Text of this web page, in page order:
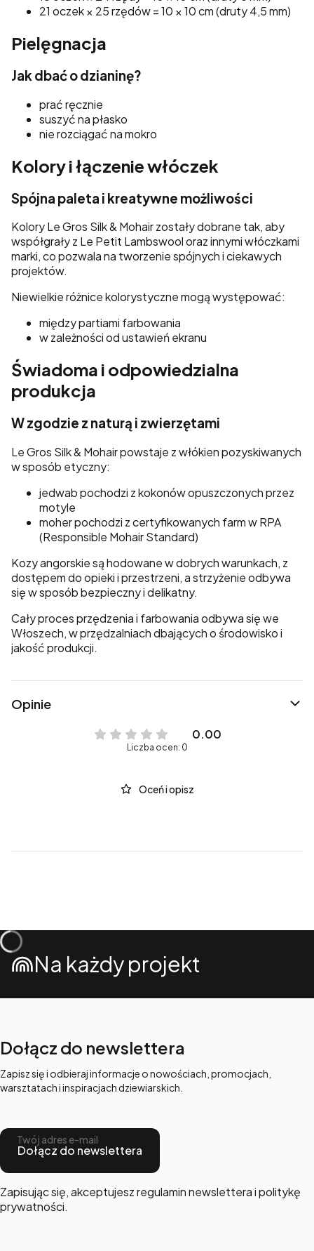
21 oczek × 25 rzędów = 10 × 10 cm (druty 4,5 mm)
Pielęgnacja
Jak dbać o dzianinę?
prać ręcznie
suszyć na płasko
nie rozciągać na mokro
Kolory i łączenie włóczek
Spójna paleta i kreatywne możliwości
Kolory Le Gros Silk & Mohair zostały dobrane tak, aby
współgrały z Le Petit Lambswool oraz innymi włóczkami
marki, co pozwala na tworzenie spójnych i ciekawych
projektów.
Niewielkie różnice kolorystyczne mogą występować:
między partiami farbowania
w zależności od ustawień ekranu
Świadoma i odpowiedzialna
produkcja
W zgodzie z naturą i zwierzętami
Le Gros Silk & Mohair powstaje z włókien pozyskiwanych
w sposób etyczny:
jedwab pochodzi z kokonów opuszczonych przez
motyle
moher pochodzi z certyfikowanych farm w RPA
(Responsible Mohair Standard)
Kozy angorskie są hodowane w dobrych warunkach, z
dostępem do opieki i przestrzeni, a strzyżenie odbywa
się w sposób bezpieczny i delikatny.
Cały proces przędzenia i farbowania odbywa się we
Włoszech, w przędzalniach dbających o środowisko i
jakość produkcji.
Opinie
0.00
Liczba ocen: 0
Oceń i opisz
Na każdy projekt
Dołącz do newslettera
Zapisz się i odbieraj informacje o nowościach, promocjach,
warsztatach i inspiracjach dziewiarskich.
Twój adres e-mail
Dołącz do newslettera
Zapisując się, akceptujesz regulamin newslettera i politykę
prywatności.